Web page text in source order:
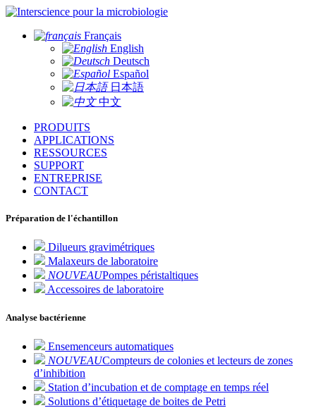
pour la microbiologie
Français
English
Deutsch
Español
日本語
中文
PRODUITS
APPLICATIONS
RESSOURCES
SUPPORT
ENTREPRISE
CONTACT
Préparation de l'échantillon
Dilueurs gravimétriques
Malaxeurs de laboratoire
NOUVEAUPompes péristaltiques
Accessoires de laboratoire
Analyse bactérienne
Ensemenceurs automatiques
NOUVEAUCompteurs de colonies et lecteurs de zones
d’inhibition
Station d’incubation et de comptage en temps réel
Solutions d’étiquetage de boites de Petri